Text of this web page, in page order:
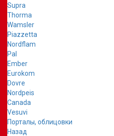
Supra
Thorma
Wamsler
Piazzetta
Nordflam
Pal
Ember
Eurokom
Dovre
Nordpeis
Canada
Vesuvi
Порталы, облицовки
Назад